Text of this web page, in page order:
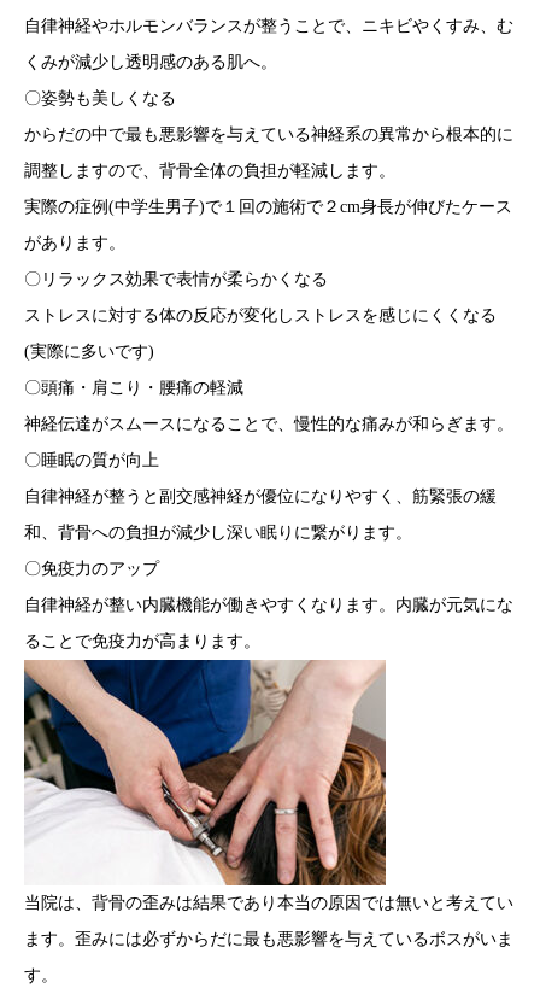
自律神経やホルモンバランスが整うことで、ニキビやくすみ、む
くみが減少し透明感のある肌へ。
〇姿勢も美しくなる
からだの中で最も悪影響を与えている神経系の異常から根本的に
調整しますので、背骨全体の負担が軽減します。
実際の症例(中学生男子)で１回の施術で２cm身長が伸びたケース
があります。
〇リラックス効果で表情が柔らかくなる
ストレスに対する体の反応が変化しストレスを感じにくくなる
(実際に多いです)
〇頭痛・肩こり・腰痛の軽減
神経伝達がスムースになることで、慢性的な痛みが和らぎます。
〇睡眠の質が向上
自律神経が整うと副交感神経が優位になりやすく、筋緊張の緩
和、背骨への負担が減少し深い眠りに繋がります。
〇免疫力のアップ
自律神経が整い内臓機能が働きやすくなります。内臓が元気にな
ることで免疫力が高まります。
当院は、背骨の歪みは結果であり本当の原因では無いと考えてい
ます。歪みには必ずからだに最も悪影響を与えているボスがいま
す。